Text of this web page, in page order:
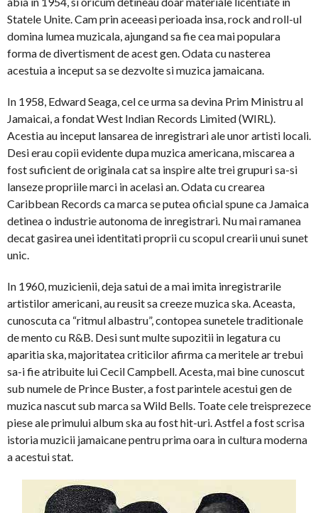
Statele Unite. Cam prin aceeasi perioada insa, rock and roll-ul
domina lumea muzicala, ajungand sa fie cea mai populara
forma de divertisment de acest gen. Odata cu nasterea
acestuia a inceput sa se dezvolte si muzica jamaicana.
In 1958, Edward Seaga, cel ce urma sa devina Prim Ministru al
Jamaicai, a fondat West Indian Records Limited (WIRL).
Acestia au inceput lansarea de inregistrari ale unor artisti locali.
Desi erau copii evidente dupa muzica americana, miscarea a
fost suficient de originala cat sa inspire alte trei grupuri sa-si
lanseze propriile marci in acelasi an. Odata cu crearea
Caribbean Records ca marca se putea oficial spune ca Jamaica
detinea o industrie autonoma de inregistrari. Nu mai ramanea
decat gasirea unei identitati proprii cu scopul crearii unui sunet
unic.
In 1960, muzicienii, deja satui de a mai imita inregistrarile
artistilor americani, au reusit sa creeze muzica ska. Aceasta,
cunoscuta ca “ritmul albastru”, contopea sunetele traditionale
de mento cu R&B. Desi sunt multe supozitii in legatura cu
aparitia ska, majoritatea criticilor afirma ca meritele ar trebui
sa-i fie atribuite lui Cecil Campbell. Acesta, mai bine cunoscut
sub numele de Prince Buster, a fost parintele acestui gen de
muzica nascut sub marca sa Wild Bells. Toate cele treisprezece
piese ale primului album ska au fost hit-uri. Astfel a fost scrisa
istoria muzicii jamaicane pentru prima oara in cultura moderna
a acestui stat.